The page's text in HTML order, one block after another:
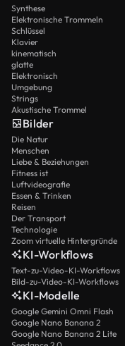
Synthese
Elektronische Trommeln
Schlüssel
Klavier
kinematisch
glatte
Elektronisch
Umgebung
Strings
Akustische Trommel
Bilder
Die Natur
Menschen
Liebe & Beziehungen
Fitness ist
Luftvideografie
Essen & Trinken
Reisen
Der Transport
Technologie
Zoom virtuelle Hintergründe
KI-Workflows
Text-zu-Video-KI-Workflows
Bild-zu-Video-KI-Workflows
KI-Modelle
Google Gemini Omni Flash
Google Nano Banana 2
Google Nano Banana 2 Lite